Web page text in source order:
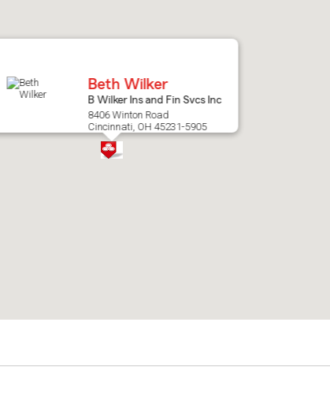
Beth Wilker
B Wilker Ins and Fin Svcs Inc
8406 Winton Road
Cincinnati, OH 45231-5905